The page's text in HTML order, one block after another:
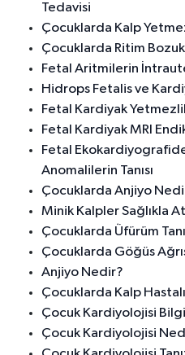
Tedavisi
Çocuklarda Kalp
Çocuklarda Ritim
Fetal Aritmilerin
Hidrops Fetalis ve
Fetal Kardiyak
Fetal Kardiyak MRI
Fetal
Anomalilerin Tanısı
Çocuklarda Anjiyo Nedir,
Minik Kalpler Sağlıkla
Çocuklarda Üfürüm
Çocuklarda Göğüs
Anjiyo Nedir?
Çocuklarda Kalp
Çocuk Kardiyolojisi
Çocuk Kardiyolojisi